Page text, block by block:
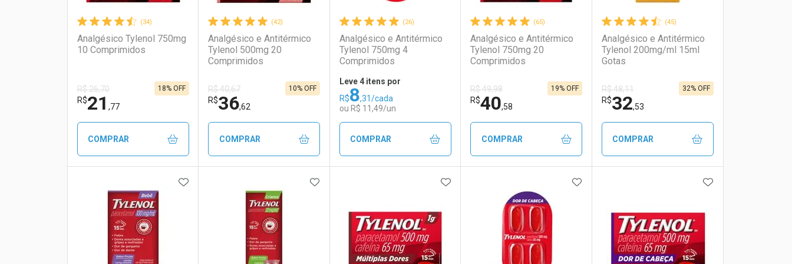
(34)
Analgésico Tylenol 750mg
10 Comprimidos
R$ 26,70
R$21 ,77
18% OFF
COMPRAR
Laboratório
Por Menos
(42)
Analgésico e Antitérmico
Tylenol 500mg 20
Comprimidos
R$ 40,67
R$36,62
10% OFF
COMPRAR
Laboratório
Por Menos
(26)
Analgésico e Antitérmico
Tylenol 750mg 4
Comprimidos
Leve 4 itens por
R$8,31/cada
ou R$ 11,49/un
COMPRAR
Laboratório
Por Menos
(65)
Analgésico e Antitérmico
Tylenol 750mg 20
Comprimidos
R$ 49,98
R$40,58
19% OFF
COMPRAR
Laboratório
Por Menos
(45)
Analgésico e Antitérmico
Tylenol 200mg/ml 15ml
Gotas
R$ 48,11
R$32,53
32% OFF
COMPRAR
Laboratório
Por Menos
ADICIONAR AOS FAVORITOSADICIONAR AOS FAVORITOSADICIONAR AOS FAVORITOSADICIONAR AOS FAVORITOSADICIONAR AOS